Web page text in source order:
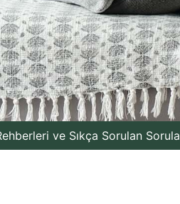
ve Sıkça Sorulan